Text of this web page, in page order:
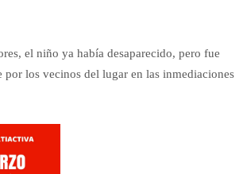
el niño ya había desaparecido, pero fue
por los vecinos del lugar en las inmediaciones